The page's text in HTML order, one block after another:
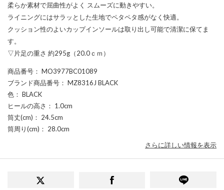
柔らか素材で屈曲性がよく スムーズに動きやすい。
ライニングにはサラッとした生地でペタペタ感がなく快適。
クッション性のよいカップインソールは取り出し可能で清潔に保てま
す。
▽片足の重さ 約295g（20.0ｃｍ）
商品番号 ： MO3977BC01089
ブランド商品番号 ： MZ8316J BLACK
色 ： BLACK
ヒールの高さ ： 1.0cm
筒丈(cm) ： 24.5cm
筒周り(cm) ： 28.0cm
さらに詳しい情報を表示